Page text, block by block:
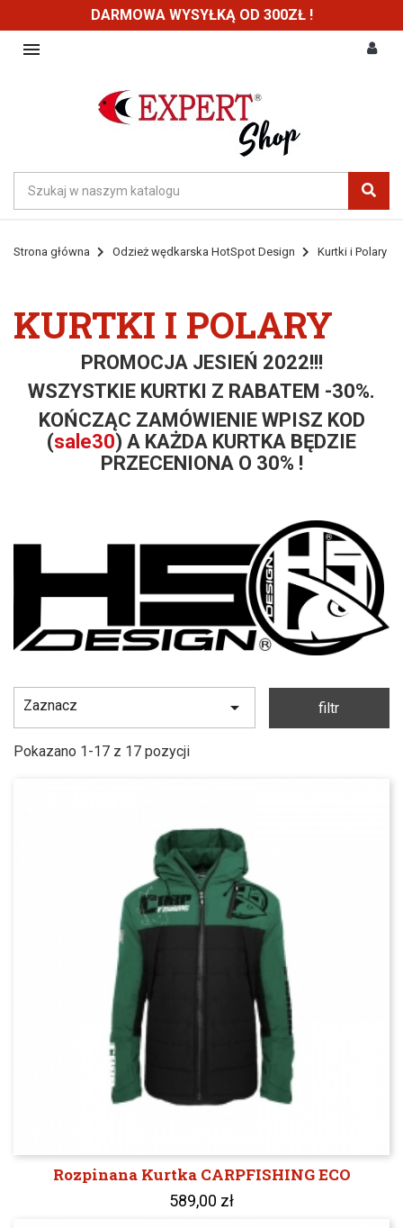
DARMOWA WYSYŁKĄ OD 300ZŁ !

Strona główna Odzież wędkarska HotSpot Design Kurtki i Polary
KURTKI I POLARY
PROMOCJA JESIEŃ 2022!!!
WSZYSTKIE KURTKI Z RABATEM -30%.
KOŃCZĄC ZAMÓWIENIE WPISZ KOD
(sale30) A KAŻDA KURTKA BĘDZIE
PRZECENIONA O 30% !
Zaznacz  filtr
Pokazano 1-17 z 17 pozycji
Rozpinana Kurtka CARPFISHING ECO
589,00 zł